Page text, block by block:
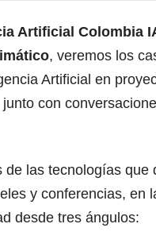
Artificial Colombia
, veremos los
Artificial en
con
las tecnologías que
y conferencias, en
desde tres ángulos: